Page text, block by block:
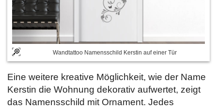
Wandtattoo Namensschild Kerstin auf einer Tür
Eine weitere kreative Möglichkeit, wie der Name
Kerstin die Wohnung dekorativ aufwertet, zeigt
das Namensschild mit Ornament. Jedes